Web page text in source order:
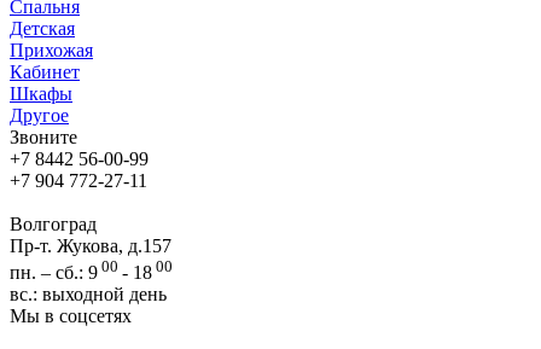
Спальня
Детская
Прихожая
Кабинет
Шкафы
Другое
Звоните
+7 8442 56-00-99
+7 904 772-27-11
Волгоград
Пр-т. Жукова, д.157
пн. – сб.: 9 00 - 18 00
вс.: выходной день
Мы в соцсетях